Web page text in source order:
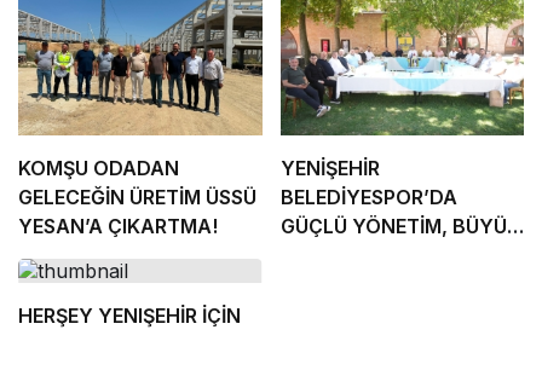
KOMŞU ODADAN
GELECEĞİN ÜRETİM ÜSSÜ
YESAN’A ÇIKARTMA!
YENİŞEHİR
BELEDİYESPOR’DA
GÜÇLÜ YÖNETİM, BÜYÜK
HERŞEY YENIŞEHİR İÇİN